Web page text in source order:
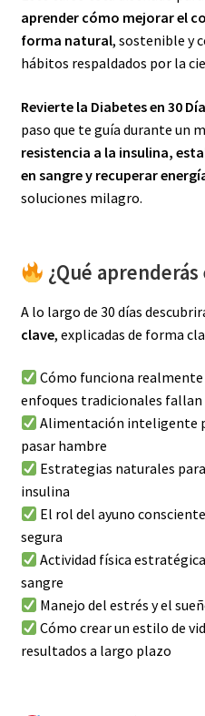
aprender cómo mejorar el
forma natural, sostenible y
hábitos respaldados por la
Revierte la Diabetes en 30
paso que te guía durante un
resistencia a la insulina,
en sangre y recuperar
soluciones milagro.
¿Qué
A lo largo de 30 días
clave, explicadas de forma
Cómo funciona
enfoques tradicionales fallan
Alimentación inteligente
pasar hambre
Estrategias naturales
insulina
El rol del ayuno
segura
Actividad física
sangre
Manejo del estrés y el
Cómo crear un estilo de
resultados a largo plazo